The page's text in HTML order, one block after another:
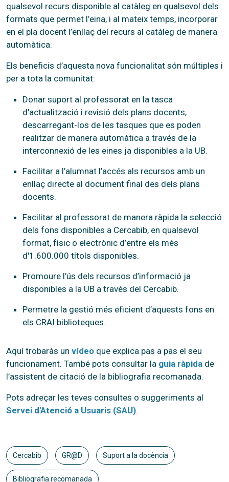
qualsevol recurs disponible al catàleg en qualsevol dels
formats que permet l’eina, i al mateix temps, incorporar
en el pla docent l’enllaç del recurs al catàleg de manera
automàtica.
Els beneficis d’aquesta nova funcionalitat són múltiples i
per a tota la comunitat:
Donar suport al professorat en la tasca
d'actualització i revisió dels plans docents,
descarregant-los de les tasques que es poden
realitzar de manera automàtica a través de la
interconnexió de les eines ja disponibles a la UB.
Facilitar a l’alumnat l’accés als recursos amb un
enllaç directe al document final des dels plans
docents.
Facilitar al professorat de manera ràpida la selecció
dels fons disponibles a Cercabib, en qualsevol
format, físic o electrònic d’entre els més
d'1.600.000 títols disponibles.
Promoure l’ús dels recursos d’informació ja
disponibles a la UB a través del Cercabib.
Permetre la gestió més eficient d’aquests fons en
els CRAI biblioteques.
Aquí trobaràs un vídeo que explica pas a pas el seu
funcionament. També pots consultar la guia ràpida de
l’assistent de citació de la bibliografia recomanada.
Pots adreçar les teves consultes o suggeriments al
Servei d'Atenció a Usuaris (SAU).
Cercabib GR@D Suport a la docència
Bibliografia recomanada